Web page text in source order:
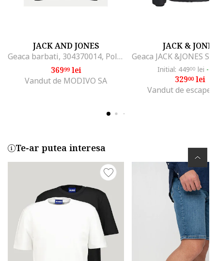
JACK AND JONES
Geaca barbati, 304370014, Poliester, Gri, Gri
36999lei
Vandut de MODIVO SA
JACK & JONES
Initial: 44900 lei -
32900lei
Vandut de escape
Te-ar putea interesa